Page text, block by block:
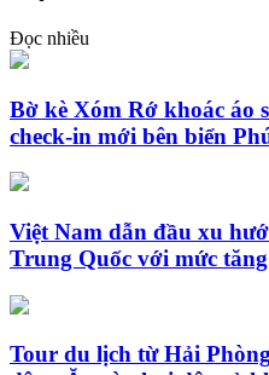
Đọc nhiều
Bờ kè Xóm Rớ khoác áo
check-in mới bên biển
Việt Nam dẫn đầu xu
Trung Quốc với mức
Tour du lịch từ Hải